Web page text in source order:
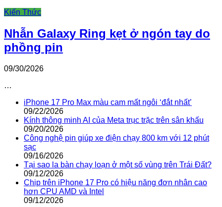
Kiến Thức
Nhẫn Galaxy Ring kẹt ở ngón tay do
phồng pin
09/30/2026
…
iPhone 17 Pro Max màu cam mất ngôi ‘đắt nhất’
09/22/2026
Kính thông minh AI của Meta trục trặc trên sân khấu
09/20/2026
Công nghệ pin giúp xe điện chạy 800 km với 12 phút
sạc
09/16/2026
Tại sao la bàn chạy loạn ở một số vùng trên Trái Đất?
09/12/2026
Chip trên iPhone 17 Pro có hiệu năng đơn nhân cao
hơn CPU AMD và Intel
09/12/2026